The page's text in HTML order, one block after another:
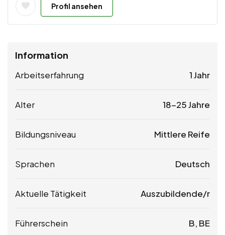
Profil ansehen
Information
Arbeitserfahrung 1 Jahr
Alter 18-25 Jahre
Bildungsniveau Mittlere Reife
Sprachen Deutsch
Aktuelle Tätigkeit Auszubildende/r
Führerschein B, BE